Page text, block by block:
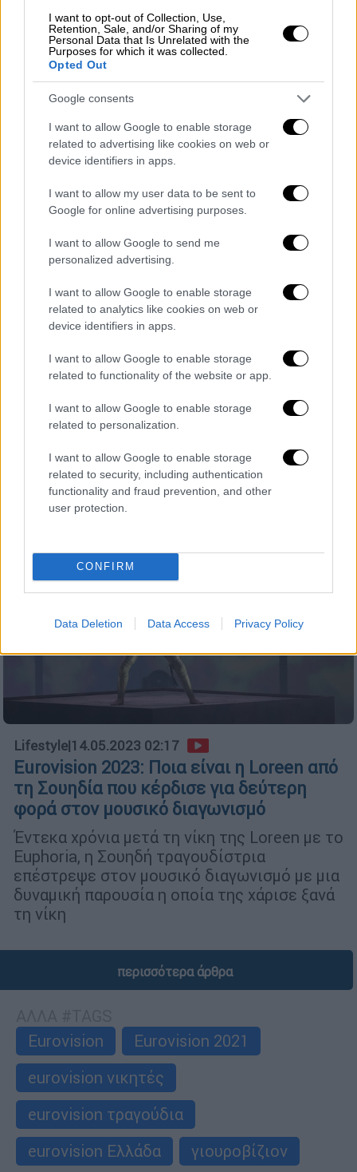
I want to opt-out of Collection, Use,
Retention, Sale, and/or Sharing of my
Personal Data that Is Unrelated with the
Purposes for which it was collected.
Opted Out
Google consents
I want to allow Google to enable storage
related to advertising like cookies on web or
device identifiers in apps.
I want to allow my user data to be sent to
Google for online advertising purposes.
I want to allow Google to send me
personalized advertising.
I want to allow Google to enable storage
related to analytics like cookies on web or
device identifiers in apps.
I want to allow Google to enable storage
related to functionality of the website or app.
I want to allow Google to enable storage
related to personalization.
I want to allow Google to enable storage
related to security, including authentication
functionality and fraud prevention, and other
user protection.
CONFIRM
Data Deletion Data Access Privacy Policy
Eurovision
Lifestyle|14.05.2023 14:30
Ξέσπασμα μετά το 4αρι στην Κύπρο στον
τελικό της Eurovision
Ο Ανδρέας Μικρούτσικος σχολίασε όσα
συνέβησαν στη μεγάλη βραδιά του τελικού
της Eurovision
Lifestyle|14.05.2023 02:17
Eurovision 2023: Ποια είναι η Loreen από
τη Σουηδία που κέρδισε για δεύτερη
φορά στον μουσικό διαγωνισμό
Έντεκα χρόνια μετά τη νίκη της Loreen με το
Euphoria, η Σουηδή τραγουδίστρια
επέστρεψε στον μουσικό διαγωνισμό με μια
δυναμική παρουσία η οποία της χάρισε ξανά
τη νίκη
περισσότερα άρθρα
Eurovision
Eurovision 2021
eurovision νικητές
eurovision τραγούδια
eurovision Ελλάδα
γιουροβίζιον